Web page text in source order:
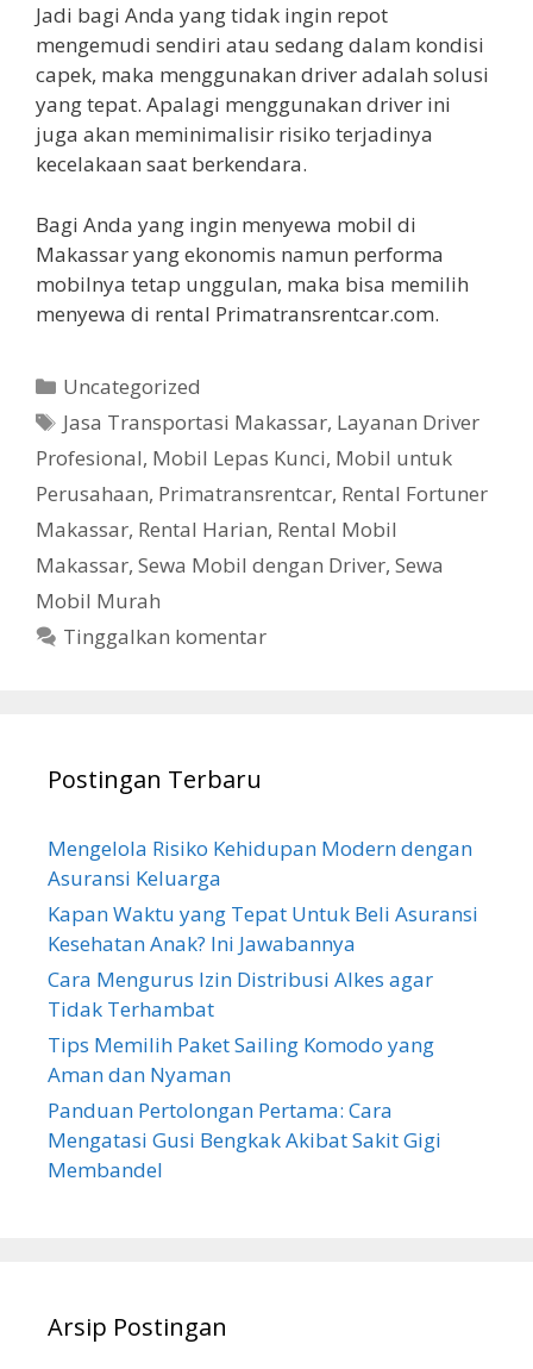
Jadi bagi Anda yang tidak ingin repot
mengemudi sendiri atau sedang dalam kondisi
capek, maka menggunakan driver adalah solusi
yang tepat. Apalagi menggunakan driver ini
juga akan meminimalisir risiko terjadinya
kecelakaan saat berkendara.
Bagi Anda yang ingin menyewa mobil di
Makassar yang ekonomis namun performa
mobilnya tetap unggulan, maka bisa memilih
menyewa di rental Primatransrentcar.com.
Kategori
Uncategorized
Tag
Jasa Transportasi Makassar, Layanan Driver
Profesional, Mobil Lepas Kunci, Mobil untuk
Perusahaan, Primatransrentcar, Rental Fortuner
Makassar, Rental Harian, Rental Mobil
Makassar, Sewa Mobil dengan Driver, Sewa
Mobil Murah
Tinggalkan komentar
Postingan Terbaru
Mengelola Risiko Kehidupan Modern dengan
Asuransi Keluarga
Kapan Waktu yang Tepat Untuk Beli Asuransi
Kesehatan Anak? Ini Jawabannya
Cara Mengurus Izin Distribusi Alkes agar
Tidak Terhambat
Tips Memilih Paket Sailing Komodo yang
Aman dan Nyaman
Panduan Pertolongan Pertama: Cara
Mengatasi Gusi Bengkak Akibat Sakit Gigi
Membandel
Arsip Postingan